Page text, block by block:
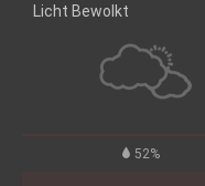
Licht Bewolkt
52%